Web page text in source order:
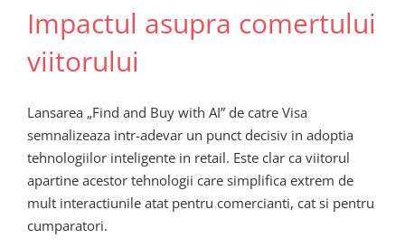
Impactul asupra comertului
viitorului
Lansarea „Find and Buy with AI” de catre Visa
semnalizeaza intr-adevar un punct decisiv in adoptia
tehnologiilor inteligente in retail. Este clar ca viitorul
apartine acestor tehnologii care simplifica extrem de
mult interactiunile atat pentru comercianti, cat si pentru
cumparatori.